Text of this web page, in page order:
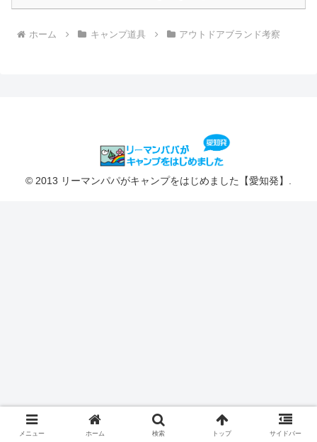
ホーム キャンプ道具 アウトドアブランド考察
© 2013 リーマンパパがキャンプをはじめました【愛知発】.
メニュー ホーム 検索 トップ サイドバー